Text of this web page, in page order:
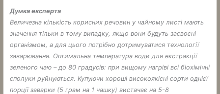
Думка експерта
Величезна кількість корисних речовин у чайному листі мають
значення тільки в тому випадку, якщо вони будуть засвоєні
організмом, а для цього потрібно дотримуватися технології
заварювання. Оптимальна температура води для екстракції
зеленого чаю – до 80 градусів: при вищому нагріві всі біохімічні
сполуки руйнуються. Купуючи хороші високоякісні сорти однієї
порції заварки (5 грам на 1 чашку) вистачає на 5-8